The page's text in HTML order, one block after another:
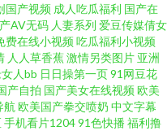
艹艹 九一入口 日韩三急片 在线
色图欧美色图 在线看污网站视频
91超碰在线最新 成人午夜AV福
国产视频 成人吃瓜福利 国产在
AV无码 人妻系列 爱豆传媒倩女
费在线小视频吃瓜福利小视频
人人草香蕉激情另类图片 亚洲
人bb 日日操第一页91网豆花
产自拍 国产美女在线视频欧美
航 欧美国产拳交喷奶 中文字幕
手机看片120491色快播 福利撸